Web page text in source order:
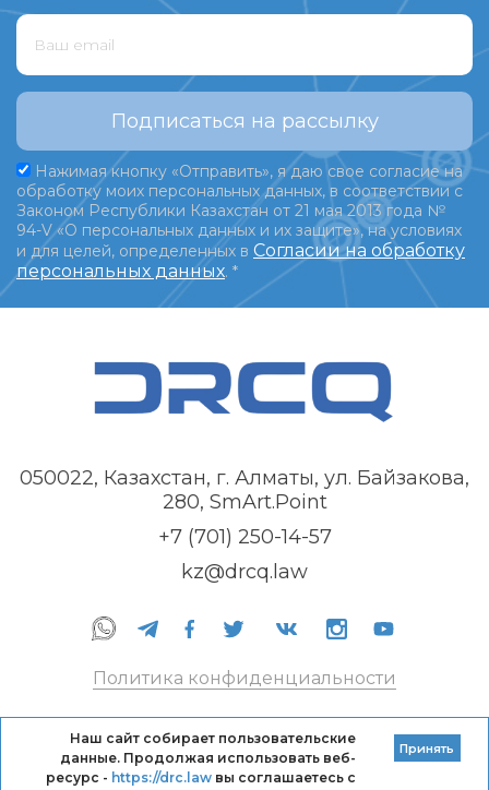
Подписаться на рассылку
Нажимая кнопку «Отправить», я даю свое согласие на
обработку моих персональных данных, в соответствии с
Законом Республики Казахстан от 21 мая 2013 года №
94-V «О персональных данных и их защите», на условиях
и для целей, определенных в Согласии на обработку
персональных данных. *
050022, Казахстан, г. Алматы, ул. Байзакова,
280, SmArt.Point
+7 (701) 250-14-57
kz@drcq.law
Политика конфиденциальности
Кодекс профессиональной этики DRC
Правила оказания услуг
Наш сайт собирает пользовательские
данные. Продолжая использовать веб-
ресурс - https://drc.lawвы соглашаетесь с
Принять